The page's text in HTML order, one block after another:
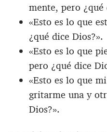
mente, pero ¿qué
«Esto es lo que
¿qué dice Dios?».
«Esto es lo que
pero ¿qué dice
«Esto es lo que
gritarme una y
Dios?».